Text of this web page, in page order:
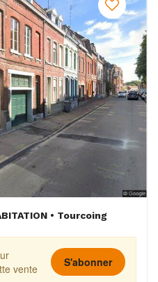
• Tourcoing
vente
S'abonner